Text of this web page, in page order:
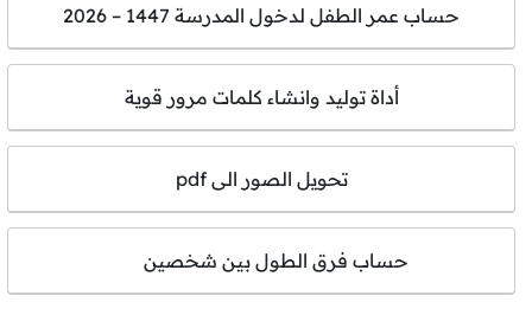
حساب عمر الطفل لدخول المدرسة 1447 – 2026
أداة توليد وانشاء كلمات مرور قوية
تحويل الصور الى pdf
حساب فرق الطول بين شخصين